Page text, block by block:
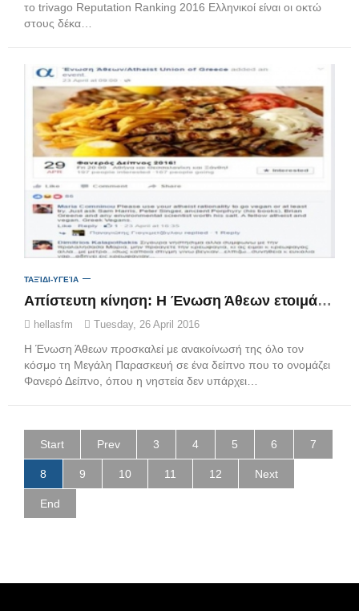
το trivago Reputation Ranking 2016 Ελληνικοί είναι οι οκτώ
στους δέκα…
ΤΑΞΊΔΙ-ΥΓΕΊΑ
Απίστευτη κίνηση: Η Ένωση Άθεων ετοιμάζει δείπνο κρεατοφαγίας τη Μεγάλη Παρασκευή
hellasfm Tuesday, 26 April 2016
Η Ένωση Άθεων προσκαλεί με ανακοίνωσή της όλο τον
κόσμο τη Μεγάλη Παρασκευή σε ένα δείπνο που το ονομάζει
Φανερό Δείπνο, όπου η νηστεία δεν υπάρχει…
Start Prev 3 4 5 6 7
8 9 10 11 12 Next
End